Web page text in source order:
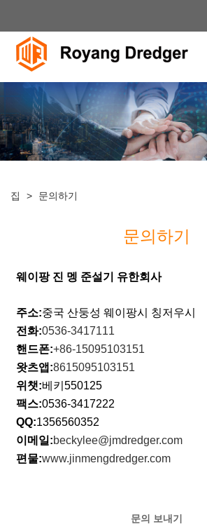
집 > 문의하기
문의하기
웨이팡 진 멩 준설기 유한회사
주소:중국 산둥성 웨이팡시 칭저우시
전화:0536-3417111
핸드폰:+86-15095103151
왓츠앱:8615095103151
위챗:베키550125
팩스:0536-3417222
QQ:1356560352
이메일:beckylee@jmdredger.com
편물:www.jinmengdredger.com
문의 보내기